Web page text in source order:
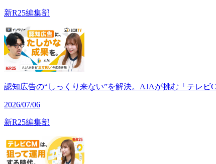
新R25編集部
認知広告の“しっくり来ない”を解決。AJAが挑む「テレビ
2026/07/06
新R25編集部